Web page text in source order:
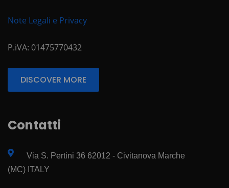
Note Legali e Privacy
P.iVA: 01475770432
DISCOVER MORE
Contatti
Via S. Pertini 36 62012 - Civitanova Marche
(MC) ITALY